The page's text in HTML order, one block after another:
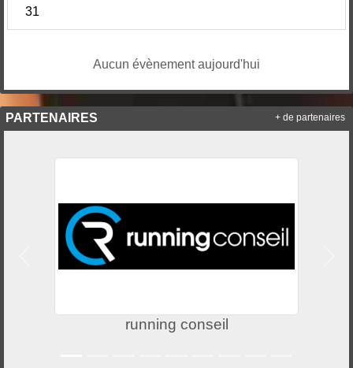
31
Aucun évènement aujourd'hui
PARTENAIRES
running conseil
Précedent
+ de partenaires